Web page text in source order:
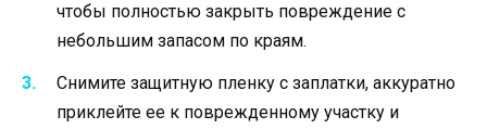
чтобы полностью закрыть повреждение с
небольшим запасом по краям.
Снимите защитную пленку с заплатки, аккуратно
приклейте ее к поврежденному участку и